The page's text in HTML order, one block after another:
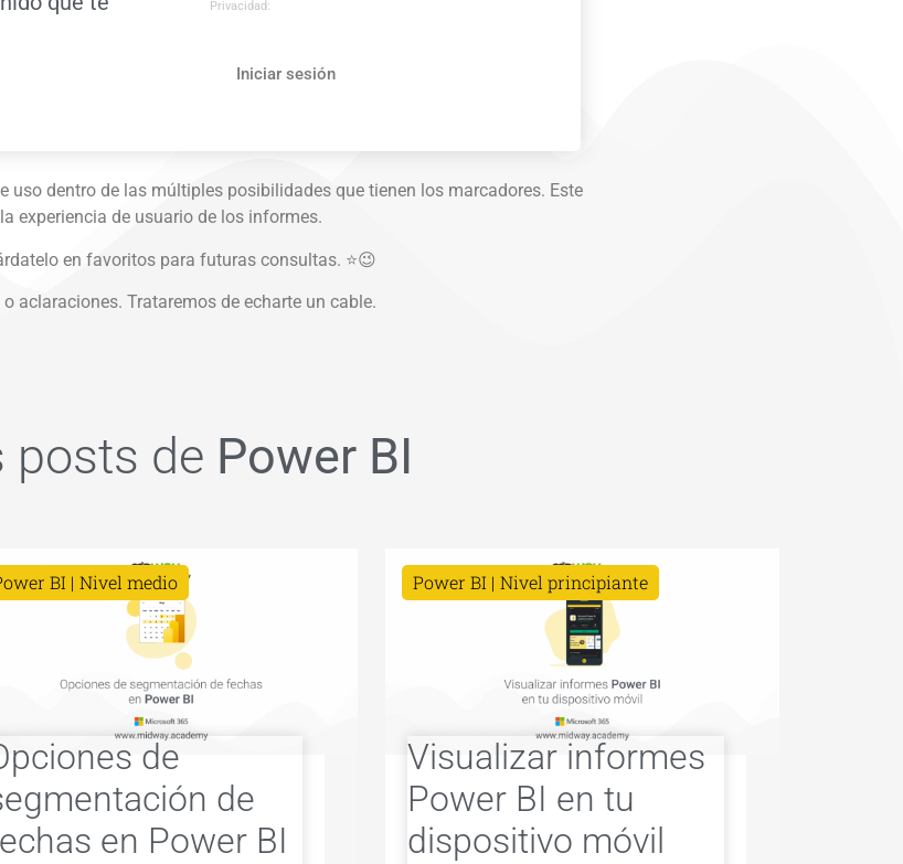
Privacidad:
Iniciar sesión
uso dentro de las múltiples posibilidades que tienen los marcadores. Este
experiencia de usuario de los informes.
en favoritos para futuras consultas. ⭐😉
aclaraciones. Trataremos de echarte un cable.
posts de Power BI
BI Nivel medio
de
de
en Power BI
Power BI Nivel principiante
Visualizar informes
Power BI en tu
dispositivo móvil